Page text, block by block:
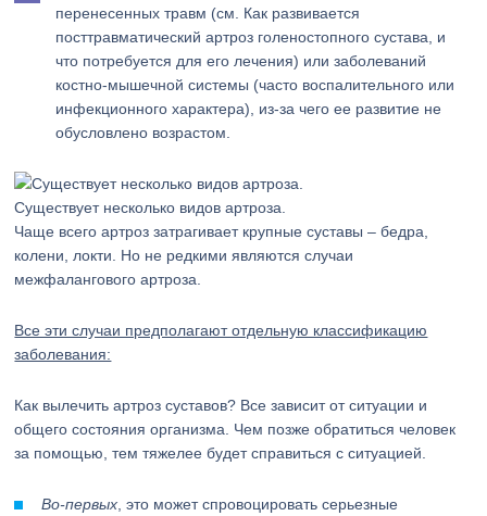
перенесенных травм (см. Как развивается
посттравматический артроз голеностопного сустава, и
что потребуется для его лечения) или заболеваний
костно-мышечной системы (часто воспалительного или
инфекционного характера), из-за чего ее развитие не
обусловлено возрастом.
Существует несколько видов артроза.
Чаще всего артроз затрагивает крупные суставы – бедра,
колени, локти. Но не редкими являются случаи
межфалангового артроза.
Все эти случаи предполагают отдельную классификацию
заболевания:
Как вылечить артроз суставов? Все зависит от ситуации и
общего состояния организма. Чем позже обратиться человек
за помощью, тем тяжелее будет справиться с ситуацией.
Во-первых , это может спровоцировать серьезные